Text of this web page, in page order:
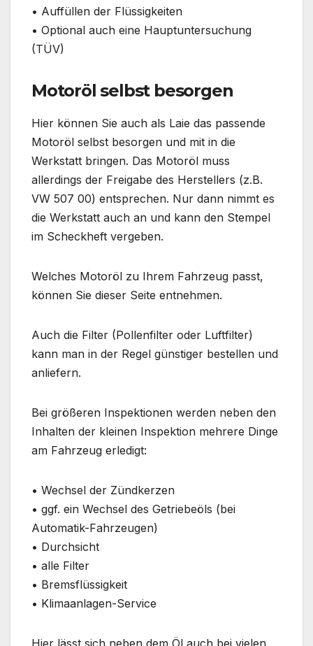
• Auffüllen der Flüssigkeiten
• Optional auch eine Hauptuntersuchung
(TÜV)
Motoröl selbst besorgen
Hier können Sie auch als Laie das passende
Motoröl selbst besorgen und mit in die
Werkstatt bringen. Das Motoröl muss
allerdings der Freigabe des Herstellers (z.B.
VW 507 00) entsprechen. Nur dann nimmt es
die Werkstatt auch an und kann den Stempel
im Scheckheft vergeben.
Welches Motoröl zu Ihrem Fahrzeug passt,
können Sie dieser Seite entnehmen.
Auch die Filter (Pollenfilter oder Luftfilter)
kann man in der Regel günstiger bestellen und
anliefern.
Bei größeren Inspektionen werden neben den
Inhalten der kleinen Inspektion mehrere Dinge
am Fahrzeug erledigt:
• Wechsel der Zündkerzen
• ggf. ein Wechsel des Getriebeöls (bei
Automatik-Fahrzeugen)
• Durchsicht
• alle Filter
• Bremsflüssigkeit
• Klimaanlagen-Service
Hier lässt sich neben dem Öl auch bei vielen